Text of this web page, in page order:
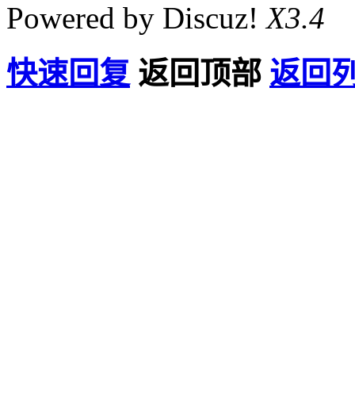
Powered by Discuz!X3.4
快速回复 返回顶部 返回